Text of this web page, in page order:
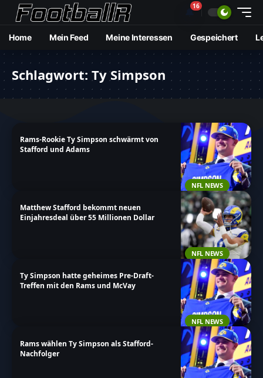
🔔16
Home Mein Feed Meine Interessen Gespeichert
Schlagwort: Ty Simpson
NFL NEWS
Rams-Rookie Ty Simpson schwärmt von
Stafford und Adams
NFL NEWS
Matthew Stafford bekommt neuen
Einjahresdeal über 55 Millionen Dollar
NFL NEWS
Ty Simpson hatte geheimes Pre-Draft-
Treffen mit den Rams und McVay
Rams wählen Ty Simpson als Stafford-
Nachfolger